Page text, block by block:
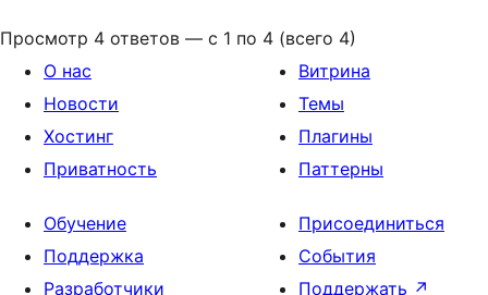
Просмотр 4 ответов — с 1 по 4 (всего 4)
О нас
Новости
Хостинг
Приватность
Витрина
Темы
Плагины
Паттерны
Обучение
Поддержка
Разработчики
Присоединиться
События
Поддержать ↗